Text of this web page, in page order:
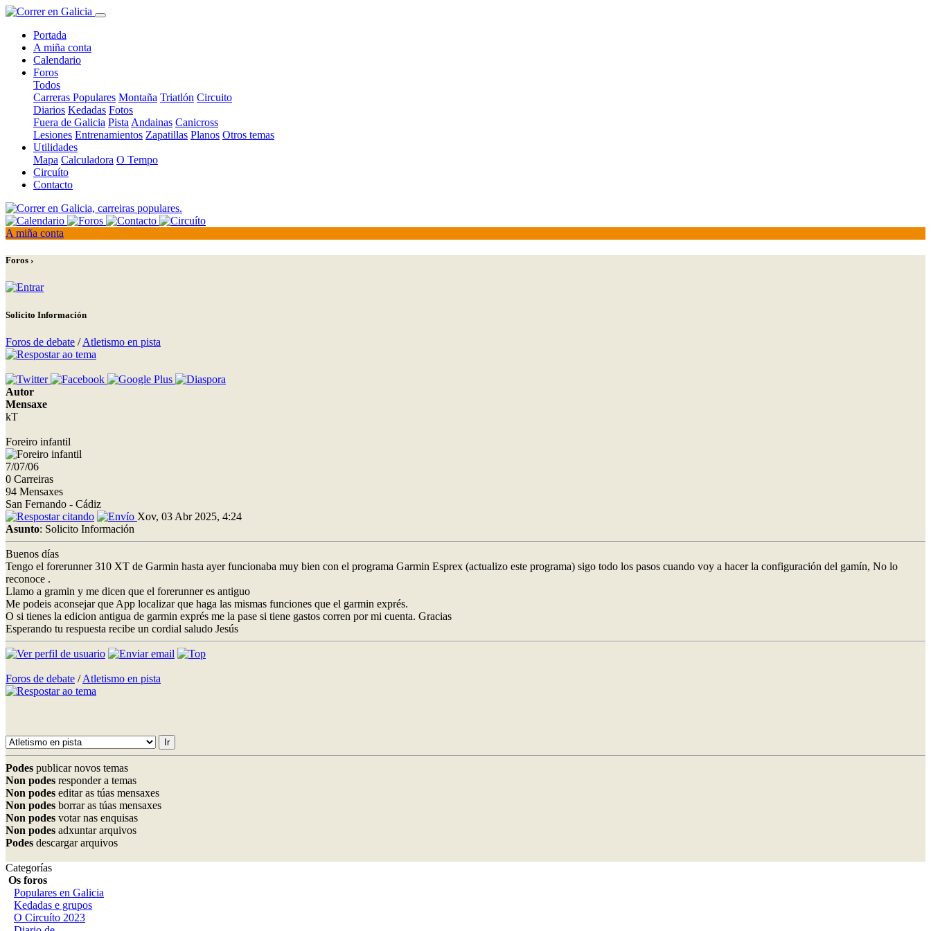
Portada
A miña conta
Calendario
Foros
Todos
Carreras Populares Montaña Triatlón Circuito
Diarios Kedadas Fotos
Fuera de Galicia Pista Andainas Canicross
Lesiones Entrenamientos Zapatillas Planos Otros temas
Utilidades
Mapa Calculadora O Tempo
Circuíto
Contacto
A miña conta
Foros ›
Solicito Información
Foros de debate /Atletismo en pista
Autor
Mensaxe
kT
Foreiro infantil
7/07/06
0 Carreiras
94 Mensaxes
San Fernando - Cádiz
Xov, 03 Abr 2025, 4:24
Asunto: Solicito Información
Buenos días
Tengo el forerunner 310 XT de Garmin hasta ayer funcionaba muy bien con el programa Garmin Esprex (actualizo este programa) sigo todo los pasos cuando voy a hacer la configuración del gamín, No lo
reconoce .
Llamo a gramin y me dicen que el forerunner es antiguo
Me podeis aconsejar que App localizar que haga las mismas funciones que el garmin exprés.
O si tienes la edicion antigua de garmin exprés me la pase si tiene gastos corren por mi cuenta. Gracias
Esperando tu respuesta recibe un cordial saludo Jesús
Foros de debate /Atletismo en pista
Podes publicar novos temas
Non podes responder a temas
Non podes editar as túas mensaxes
Non podes borrar as túas mensaxes
Non podes votar nas enquisas
Non podes adxuntar arquivos
Podes descargar arquivos
Categorías
Os foros
Populares en Galicia
Kedadas e grupos
O Circuíto 2023